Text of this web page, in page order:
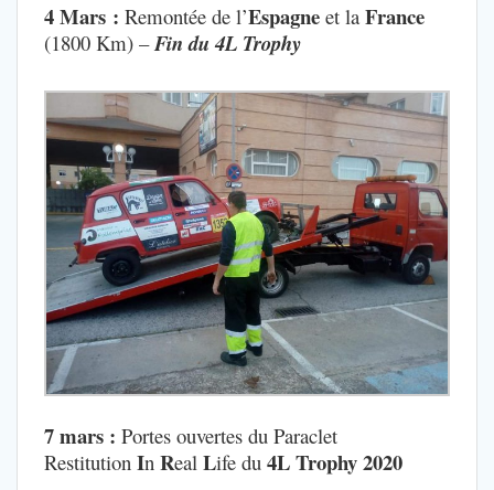
4 Mars : Remontée de l’Espagne et la France
(1800 Km) –Fin du 4L Trophy
7 mars : Portes ouvertes du Paraclet
Restitution In Real Life du 4L Trophy 2020